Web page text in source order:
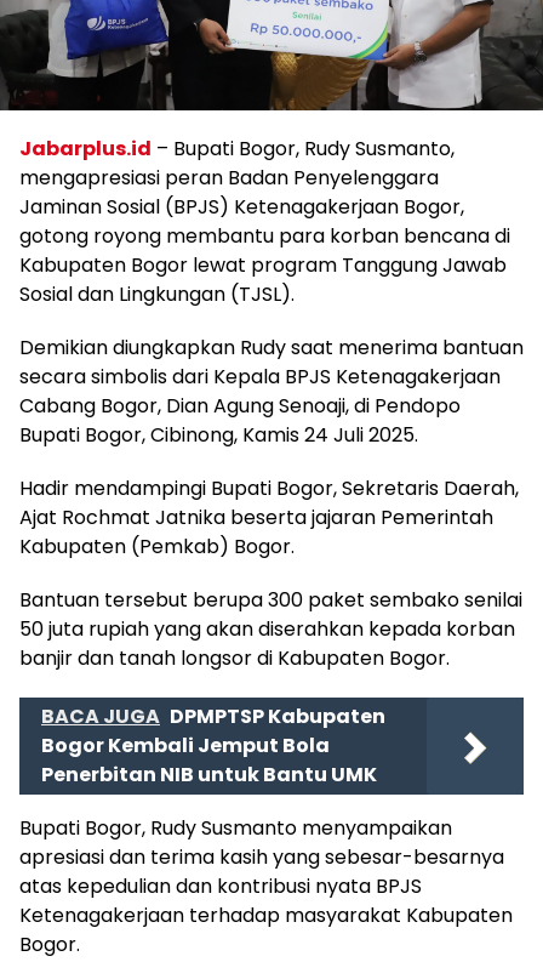
Jabarplus.id – Bupati Bogor, Rudy Susmanto,
mengapresiasi peran Badan Penyelenggara
Jaminan Sosial (BPJS) Ketenagakerjaan Bogor,
gotong royong membantu para korban bencana di
Kabupaten Bogor lewat program Tanggung Jawab
Sosial dan Lingkungan (TJSL).
Demikian diungkapkan Rudy saat menerima bantuan
secara simbolis dari Kepala BPJS Ketenagakerjaan
Cabang Bogor, Dian Agung Senoaji, di Pendopo
Bupati Bogor, Cibinong, Kamis 24 Juli 2025.
Hadir mendampingi Bupati Bogor, Sekretaris Daerah,
Ajat Rochmat Jatnika beserta jajaran Pemerintah
Kabupaten (Pemkab) Bogor.
Bantuan tersebut berupa 300 paket sembako senilai
50 juta rupiah yang akan diserahkan kepada korban
banjir dan tanah longsor di Kabupaten Bogor.
BACA JUGA DPMPTSP Kabupaten
Bogor Kembali Jemput Bola
Penerbitan NIB untuk Bantu UMK
Bupati Bogor, Rudy Susmanto menyampaikan
apresiasi dan terima kasih yang sebesar-besarnya
atas kepedulian dan kontribusi nyata BPJS
Ketenagakerjaan terhadap masyarakat Kabupaten
Bogor.